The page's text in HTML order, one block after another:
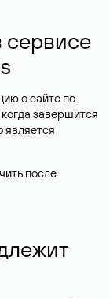
сервисе
о сайте по
завершится
является
после